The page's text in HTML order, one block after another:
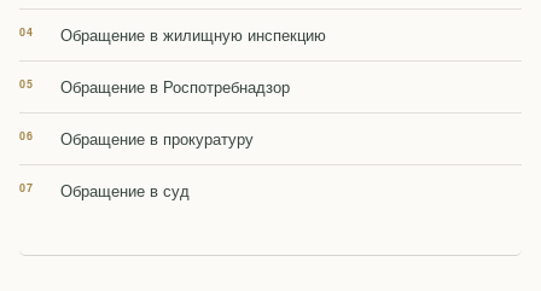
Обращение в жилищную инспекцию
Обращение в Роспотребнадзор
Обращение в прокуратуру
Обращение в суд